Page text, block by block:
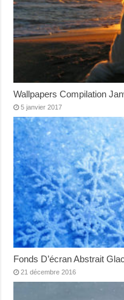
Wallpapers Compilation
5 janvier 2017
Fonds D’écran Abstrait
21 décembre 2016